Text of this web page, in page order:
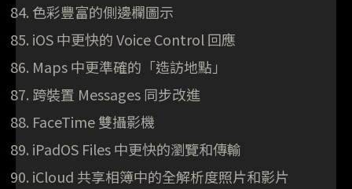
色彩豐富的側邊欄圖示
iOS 中更快的 Voice Control 回應
Maps 中更準確的「造訪地點」
跨裝置 Messages 同步改進
FaceTime 雙攝影機
iPadOS Files 中更快的瀏覽和傳輸
iCloud 共享相簿中的全解析度照片和影片